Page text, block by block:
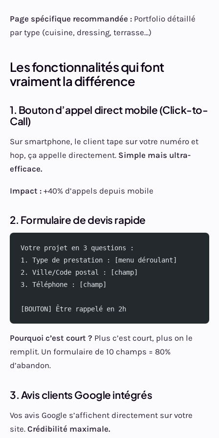
Page spécifique recommandée : Portfolio détaillé
par type (cuisine, dressing, terrasse…)
Les fonctionnalités qui font
vraiment la différence
1. Bouton d’appel direct mobile (Click-to-
Call)
Sur smartphone, le client tape sur votre numéro et
hop, ça appelle directement. Simple mais ultra-
efficace.
Impact : +40% d’appels depuis mobile
2. Formulaire de devis rapide
Votre projet en 3 questions :
1. Type de prestation : [menu déroulant]
2. Ville/Code postal : [champ]
3. Téléphone : [champ]
[BOUTON] Être rappelé en 2h
Pourquoi c’est court ? Plus c’est court, plus on le
remplit. Un formulaire de 10 champs = 80%
d’abandon.
3. Avis clients Google intégrés
Vos avis Google s’affichent directement sur votre
site. Crédibilité maximale.